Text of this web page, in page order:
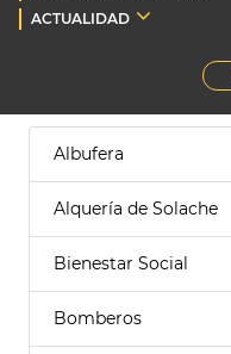
ACTUALIDAD
Albufera
Alquería de Solache
Bienestar Social
Bomberos